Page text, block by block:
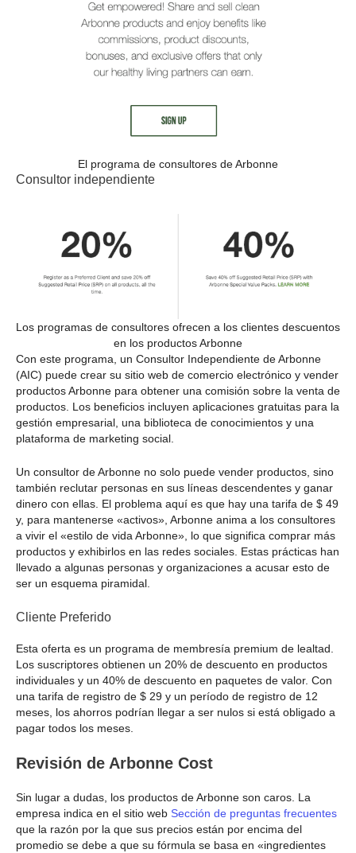
El programa de consultores de Arbonne
Consultor independiente
Los programas de consultores ofrecen a los clientes descuentos
en los productos Arbonne
Con este programa, un Consultor Independiente de Arbonne
(AIC) puede crear su sitio web de comercio electrónico y vender
productos Arbonne para obtener una comisión sobre la venta de
productos. Los beneficios incluyen aplicaciones gratuitas para la
gestión empresarial, una biblioteca de conocimientos y una
plataforma de marketing social.
Un consultor de Arbonne no solo puede vender productos, sino
también reclutar personas en sus líneas descendentes y ganar
dinero con ellas. El problema aquí es que hay una tarifa de $ 49
y, para mantenerse «activos», Arbonne anima a los consultores
a vivir el «estilo de vida Arbonne», lo que significa comprar más
productos y exhibirlos en las redes sociales. Estas prácticas han
llevado a algunas personas y organizaciones a acusar esto de
ser un esquema piramidal.
Cliente Preferido
Esta oferta es un programa de membresía premium de lealtad.
Los suscriptores obtienen un 20% de descuento en productos
individuales y un 40% de descuento en paquetes de valor. Con
una tarifa de registro de $ 29 y un período de registro de 12
meses, los ahorros podrían llegar a ser nulos si está obligado a
pagar todos los meses.
Revisión de Arbonne Cost
Sin lugar a dudas, los productos de Arbonne son caros. La
empresa indica en el sitio web Sección de preguntas frecuentes
que la razón por la que sus precios están por encima del
promedio se debe a que su fórmula se basa en «ingredientes